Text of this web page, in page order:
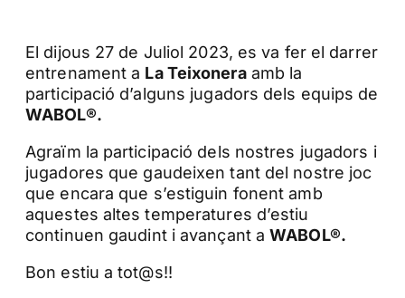
El dijous 27 de Juliol 2023, es va fer el darrer
entrenament a La Teixoneraamb la
participació d’alguns jugadors dels equips de
WABOL®.
Agraïm la participació dels nostres jugadors i
jugadores que gaudeixen tant del nostre joc
que encara que s’estiguin fonent amb
aquestes altes temperatures d’estiu
continuen gaudint i avançant aWABOL®.
Bon estiu a tot@s!!